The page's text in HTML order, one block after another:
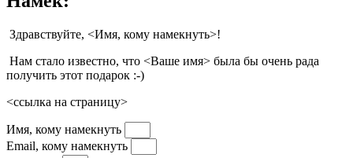
Здравствуйте, <Имя, кому намекнуть>!
Нам стало известно, что <Ваше имя> была бы очень рада
получить этот подарок :-)
<ссылка на страницу>
Имя, кому намекнуть
Email, кому намекнуть